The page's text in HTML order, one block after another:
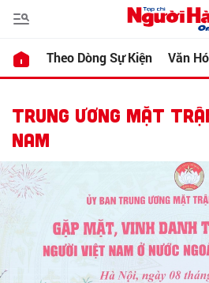
Theo Dòng Sự Kiện Văn
TRUNG ƯƠNG MẶT
NAM